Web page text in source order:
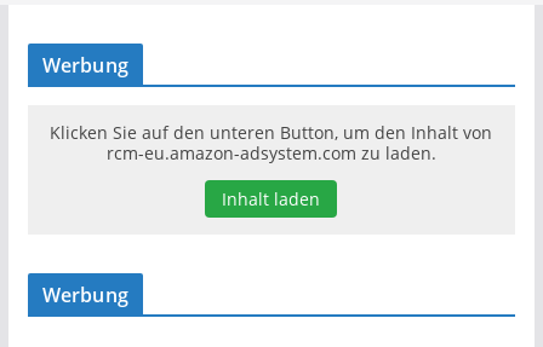
Werbung
Klicken Sie auf den unteren Button, um den Inhalt von
rcm-eu.amazon-adsystem.com zu laden.
Inhalt laden
Werbung